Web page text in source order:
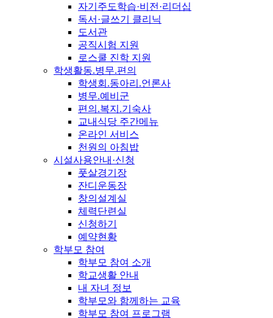
자기주도학습·비전·리더십
독서·글쓰기 클리닉
도서관
공직시험 지원
로스쿨 진학 지원
학생활동.병무.편의
학생회.동아리.언론사
병무.예비군
편의.복지.기숙사
교내식당 주간메뉴
온라인 서비스
천원의 아침밥
시설사용안내·신청
풋살경기장
잔디운동장
창의설계실
체력단련실
신청하기
예약현황
학부모 참여
학부모 참여 소개
학교생활 안내
내 자녀 정보
학부모와 함께하는 교육
학부모 참여 프로그램